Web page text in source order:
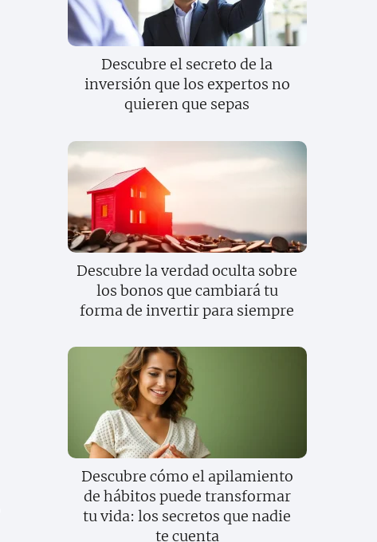
Descubre el secreto de la
inversión que los expertos no
quieren que sepas
Descubre la verdad oculta sobre
los bonos que cambiará tu
forma de invertir para siempre
Descubre cómo el apilamiento
de hábitos puede transformar
tu vida: los secretos que nadie
te cuenta